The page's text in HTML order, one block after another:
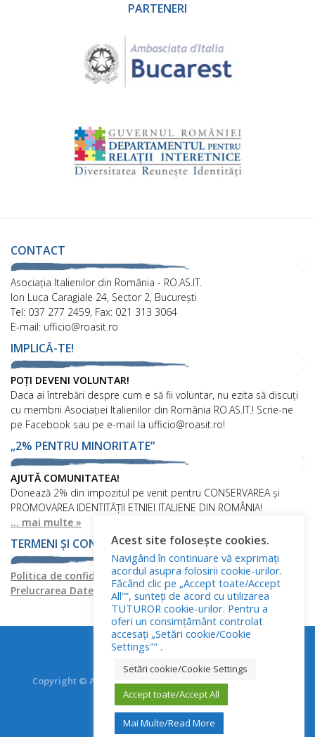
PARTENERI
CONTACT
Asociaţia Italienilor din România - RO.AS.IT.
Ion Luca Caragiale 24, Sector 2, București
Tel: 037 277 2459, Fax: 021 313 3064
E-mail: ufficio@roasit.ro
IMPLICĂ-TE!
POȚI DEVENI VOLUNTAR!
Daca ai întrebări despre cum e să fii voluntar, nu ezita să discuți
cu membrii Asociației Italienilor din România RO.AS.IT.! Scrie-ne
pe Facebook sau pe e-mail la ufficio@roasit.ro!
„2% PENTRU MINORITATE”
AJUTĂ COMUNITATEA!
Donează 2% din impozitul pe venit pentru CONSERVAREA și
PROMOVAREA IDENTITĂȚII ETNIEI ITALIENE DIN ROMÂNIA!
... mai multe »
TERMENI ȘI CONDIȚII
Politica de confidențialitatePolitica privind fișierele cookies
Prelucrarea Datelor cu Caracter Personal
Copyright © Asociația Italienilor din România - RO.AS.IT.
Toate drepturile rezervate.
Acest site folosește cookies.
Navigând în continuare vă exprimați
acordul asupra folosirii cookie-urilor.
Făcând clic pe „Accept toate/Accept
All””, sunteți de acord cu utilizarea
TUTUROR cookie-urilor. Pentru a
oferi un consimțământ controlat
accesați „Setări cookie/Cookie
Settings"” .
Setări cookie/Cookie Settings
Accept toate/Accept All
Mai Multe/Read More